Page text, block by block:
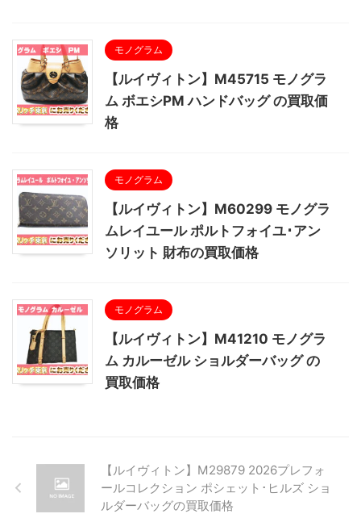
モノグラム
【ルイヴィトン】M45715 モノグラ
ム ボエシPM ハンドバッグ の買取価
格
モノグラム
【ルイヴィトン】M60299 モノグラ
ムレイユール ポルトフォイユ･アン
ソリット 財布の買取価格
モノグラム
【ルイヴィトン】M41210 モノグラ
ム カルーゼル ショルダーバッグ の
買取価格
【ルイヴィトン】M29879 2026プレフォ
ールコレクション ポシェット･ヒルズ ショ
ルダーバッグの買取価格